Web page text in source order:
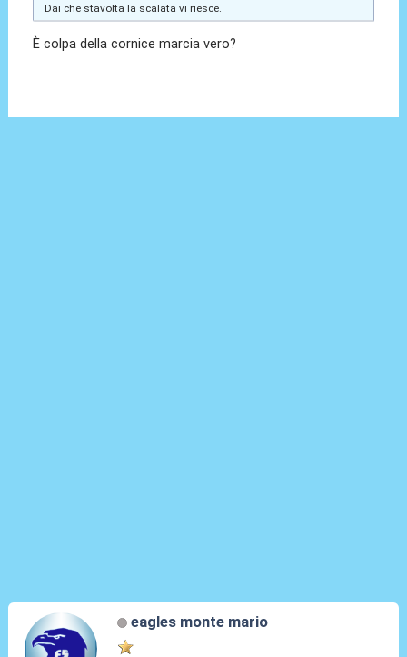
Dai che stavolta la scalata vi riesce.
È colpa della cornice marcia vero?
eagles monte mario